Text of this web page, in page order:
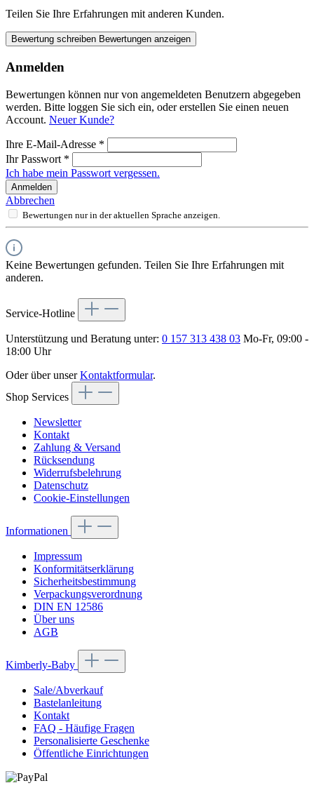
Teilen Sie Ihre Erfahrungen mit anderen Kunden.
Bewertung schreiben Bewertungen anzeigen
Anmelden
Bewertungen können nur von angemeldeten Benutzern abgegeben
werden. Bitte loggen Sie sich ein, oder erstellen Sie einen neuen
Account. Neuer Kunde?
Ihre E-Mail-Adresse *
Ihr Passwort *
Ich habe mein Passwort vergessen.
Anmelden
Abbrechen
Bewertungen nur in der aktuellen Sprache anzeigen.
Keine Bewertungen gefunden. Teilen Sie Ihre Erfahrungen mit
anderen.
Service-Hotline
Unterstützung und Beratung unter: 0 157 313 438 03 Mo-Fr, 09:00 -
18:00 Uhr
Oder über unserKontaktformular.
Shop Services
Newsletter
Kontakt
Zahlung & Versand
Rücksendung
Widerrufsbelehrung
Datenschutz
Cookie-Einstellungen
Informationen
Impressum
Konformitätserklärung
Sicherheitsbestimmung
Verpackungsverordnung
DIN EN 12586
Über uns
AGB
Kimberly-Baby
Sale/Abverkauf
Bastelanleitung
Kontakt
FAQ - Häufige Fragen
Personalisierte Geschenke
Öffentliche Einrichtungen